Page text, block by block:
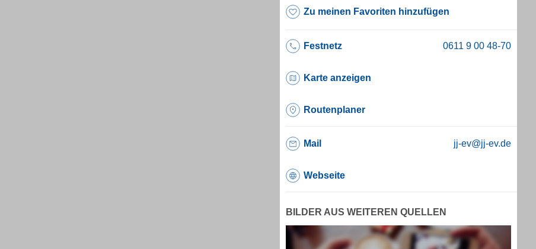
Zu meinen Favoriten hinzufügen
Festnetz
Karte anzeigen
Routenplaner
Mail jj-ev@jj-ev.de
Webseite
BILDER AUS WEITEREN QUELLEN